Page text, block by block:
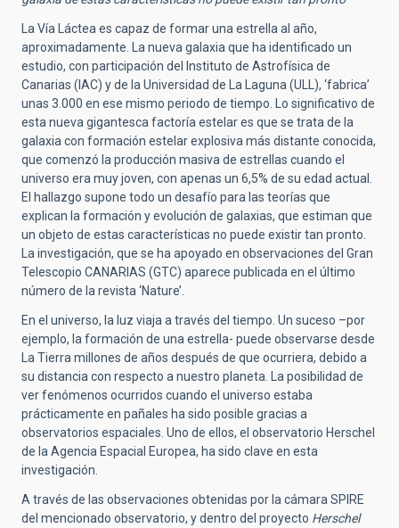
La Vía Láctea es capaz de formar una estrella al año,
aproximadamente. La nueva galaxia que ha identificado un
estudio, con participación del Instituto de Astrofísica de
Canarias (IAC) y de la Universidad de La Laguna (ULL), ‘fabrica’
unas 3.000 en ese mismo periodo de tiempo. Lo significativo de
esta nueva gigantesca factoría estelar es que se trata de la
galaxia con formación estelar explosiva más distante conocida,
que comenzó la producción masiva de estrellas cuando el
universo era muy joven, con apenas un 6,5% de su edad actual.
El hallazgo supone todo un desafío para las teorías que
explican la formación y evolución de galaxias, que estiman que
un objeto de estas características no puede existir tan pronto.
La investigación, que se ha apoyado en observaciones del Gran
Telescopio CANARIAS (GTC) aparece publicada en el último
número de la revista ‘Nature’.
En el universo, la luz viaja a través del tiempo. Un suceso –por
ejemplo, la formación de una estrella- puede observarse desde
La Tierra millones de años después de que ocurriera, debido a
su distancia con respecto a nuestro planeta. La posibilidad de
ver fenómenos ocurridos cuando el universo estaba
prácticamente en pañales ha sido posible gracias a
observatorios espaciales. Uno de ellos, el observatorio Herschel
de la Agencia Espacial Europea, ha sido clave en esta
investigación.
A través de las observaciones obtenidas por la cámara SPIRE
del mencionado observatorio, y dentro del proyecto Herschel